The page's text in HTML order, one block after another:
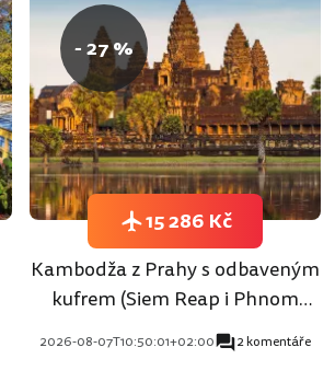
- 27 %
Kambodža z Prahy s odbaveným
kufrem (Siem Reap i Phnom
2026-08-07T10:50:01+02:00 2 komentáře
15 286 Kč